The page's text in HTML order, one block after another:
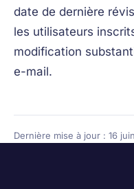
date de dernière
les utilisateurs
modification
e-mail.
Dernière mise à jour : 16